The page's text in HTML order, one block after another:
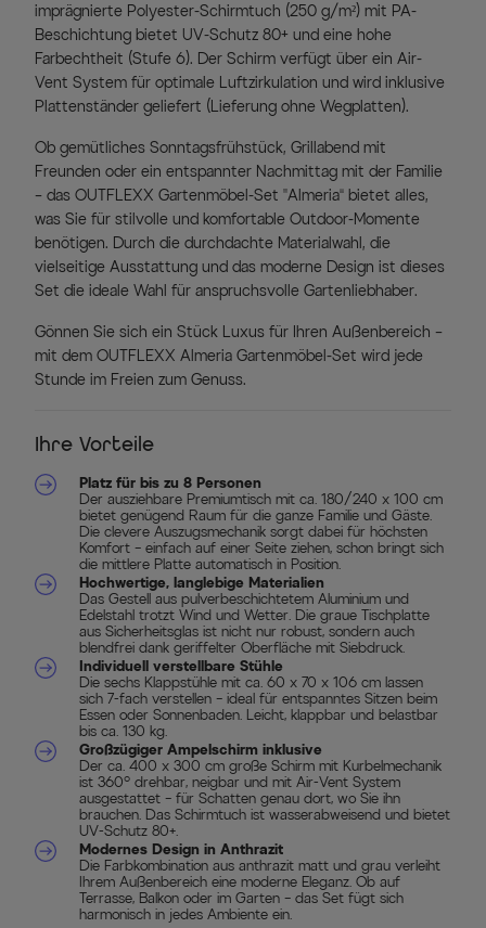
imprägnierte Polyester-Schirmtuch (250 g/m²) mit PA-
Beschichtung bietet UV-Schutz 80+ und eine hohe
Farbechtheit (Stufe 6). Der Schirm verfügt über ein Air-
Vent System für optimale Luftzirkulation und wird inklusive
Plattenständer geliefert (Lieferung ohne Wegplatten).
Ob gemütliches Sonntagsfrühstück, Grillabend mit
Freunden oder ein entspannter Nachmittag mit der Familie
– das OUTFLEXX Gartenmöbel-Set „Almeria“ bietet alles,
was Sie für stilvolle und komfortable Outdoor-Momente
benötigen. Durch die durchdachte Materialwahl, die
vielseitige Ausstattung und das moderne Design ist dieses
Set die ideale Wahl für anspruchsvolle Gartenliebhaber.
Gönnen Sie sich ein Stück Luxus für Ihren Außenbereich –
mit dem OUTFLEXX Almeria Gartenmöbel-Set wird jede
Stunde im Freien zum Genuss.
Ihre Vorteile
Platz für bis zu 8 Personen
Der ausziehbare Premiumtisch mit ca. 180/240 x 100 cm
bietet genügend Raum für die ganze Familie und Gäste.
Die clevere Auszugsmechanik sorgt dabei für höchsten
Komfort – einfach auf einer Seite ziehen, schon bringt sich
die mittlere Platte automatisch in Position.
Hochwertige, langlebige Materialien
Das Gestell aus pulverbeschichtetem Aluminium und
Edelstahl trotzt Wind und Wetter. Die graue Tischplatte
aus Sicherheitsglas ist nicht nur robust, sondern auch
blendfrei dank geriffelter Oberfläche mit Siebdruck.
Individuell verstellbare Stühle
Die sechs Klappstühle mit ca. 60 x 70 x 106 cm lassen
sich 7-fach verstellen – ideal für entspanntes Sitzen beim
Essen oder Sonnenbaden. Leicht, klappbar und belastbar
bis ca. 130 kg.
Großzügiger Ampelschirm inklusive
Der ca. 400 x 300 cm große Schirm mit Kurbelmechanik
ist 360° drehbar, neigbar und mit Air-Vent System
ausgestattet – für Schatten genau dort, wo Sie ihn
brauchen. Das Schirmtuch ist wasserabweisend und bietet
UV-Schutz 80+.
Modernes Design in Anthrazit
Die Farbkombination aus anthrazit matt und grau verleiht
Ihrem Außenbereich eine moderne Eleganz. Ob auf
Terrasse, Balkon oder im Garten – das Set fügt sich
harmonisch in jedes Ambiente ein.